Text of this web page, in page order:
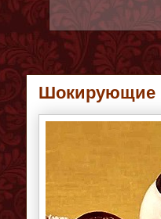
Шокирующие